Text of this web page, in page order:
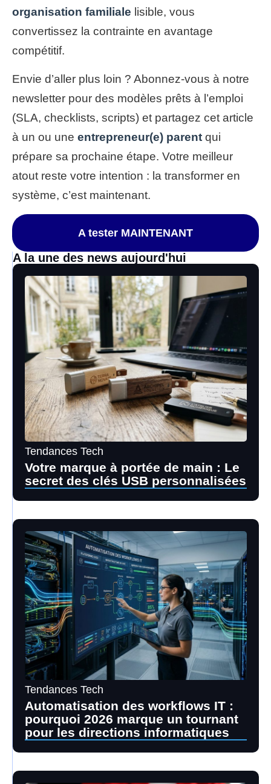
organisation familiale lisible, vous
convertissez la contrainte en avantage
compétitif.
Envie d’aller plus loin ? Abonnez-vous à notre
newsletter pour des modèles prêts à l’emploi
(SLA, checklists, scripts) et partagez cet article
à un ou une entrepreneur(e) parent qui
prépare sa prochaine étape. Votre meilleur
atout reste votre intention : la transformer en
système, c’est maintenant.
A tester MAINTENANT
A la une des news aujourd'hui
Tendances Tech
Votre marque à portée de main : Le
secret des clés USB personnalisées
Tendances Tech
Automatisation des workflows IT :
pourquoi 2026 marque un tournant
pour les directions informatiques